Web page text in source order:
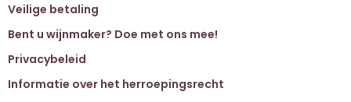
Veilige betaling
Bent u wijnmaker? Doe met ons mee!
Privacybeleid
Informatie over het herroepingsrecht